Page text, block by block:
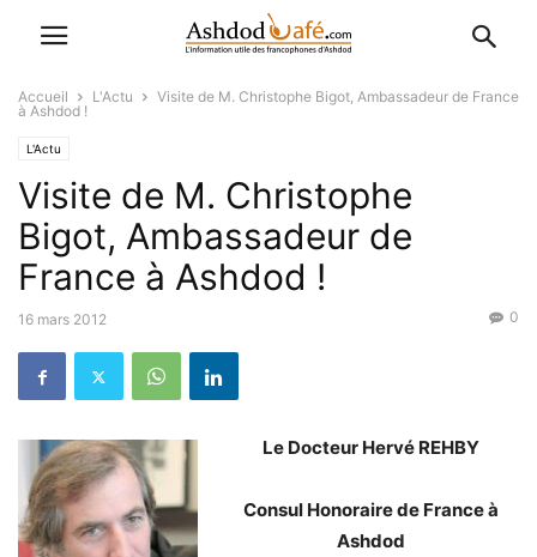
Accueil L'Actu
Visite de M. Christophe Bigot, Ambassadeur de France
à Ashdod !
L'Actu
Visite de M. Christophe
Bigot, Ambassadeur de
France à Ashdod !
16 mars 2012 0
Le Docteur Hervé REHBY
Consul Honoraire de France à
Ashdod